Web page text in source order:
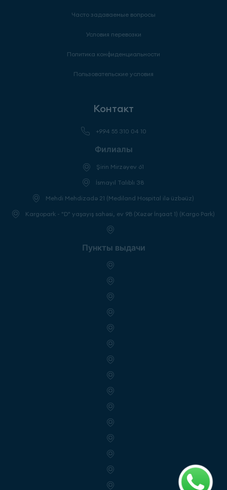
Часто задаваемые вопросы
Условия перевозки
Политика конфиденциальности
Пользовательские условия
Контакт
+994 55 310 04 10
Филиалы
Şirin Mirzəyev 61
İsmayıl Talıblı 38
Mehdi Mehdizadə 21 (Mediland Hospital ilə üzbəüz)
Kargopark - "D" yaşayış sahəsi, ev 9B (Xəzər İnşaat 1) (Kargo Park)
Пункты выдачи